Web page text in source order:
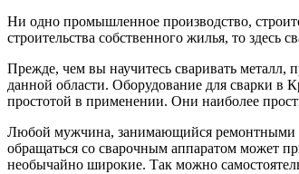
Ни одно промышленное производство,
строительства собственного жилья, то здесь
Прежде, чем вы научитесь сваривать металл,
данной области. Оборудование для сварки
простотой в применении. Они наиболее
Любой мужчина, занимающийся ремонтными
обращаться со сварочным аппаратом может
необычайно широкие. Так можно